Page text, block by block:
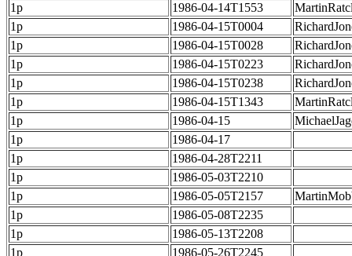
1p
1986-04-14T1553
1p
1986-04-15T0004
1p
1986-04-15T0028
1p
1986-04-15T0223
1p
1986-04-15T0238
1p
1986-04-15T1343
1p
1986-04-15
1p
1986-04-17
1p
1986-04-28T2211
1p
1986-05-03T2210
1p
1986-05-05T2157
1p
1986-05-08T2235
1p
1986-05-13T2208
1p
1986-05-26T2245